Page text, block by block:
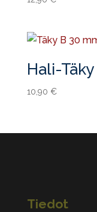
Hali-
10,90 €
Tiedot